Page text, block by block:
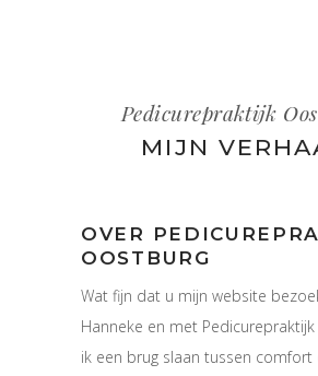
Pedicurepraktijk
MIJN
OVER
OOSTBURG
Wat fijn dat u mijn website
Hanneke en met
ik een brug slaan tussen comfort